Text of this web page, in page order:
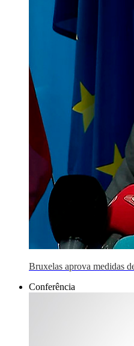
Bruxelas aprova medidas
Conferência